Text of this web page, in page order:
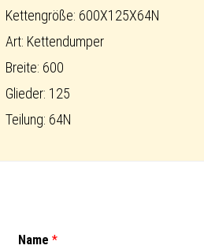
Kettengröße: 600X125X64N
Art: Kettendumper
Breite: 600
Glieder: 125
Teilung: 64N
Name *